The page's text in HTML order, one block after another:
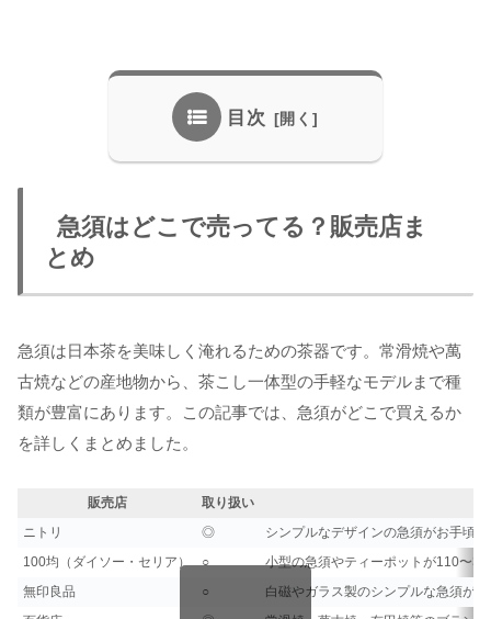
目次
急須はどこで売ってる？販売店ま
とめ
急須は日本茶を美味しく淹れるための茶器です。常滑焼や萬
古焼などの産地物から、茶こし一体型の手軽なモデルまで種
類が豊富にあります。この記事では、急須がどこで買えるか
を詳しくまとめました。
販売店 取り扱い
ニトリ
◎
シンプルなデザインの急須がお手頃
100均（ダイソー・セリア）
○
小型の急須やティーポットが110〜
無印良品
○
白磁やガラス製のシンプルな急須が